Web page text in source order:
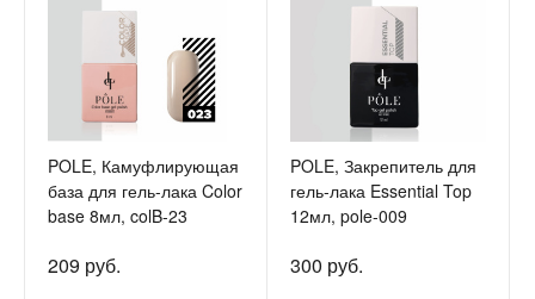
POLE, Камуфлирующая
база для гель-лака Color
base 8мл, colB-23
209 руб.
POLE, Закрепитель для
гель-лака Essential Top
12мл, pole-009
300 руб.